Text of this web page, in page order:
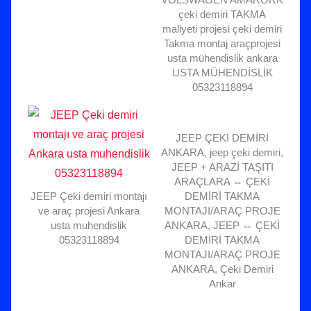
çeki demiri TAKMA
maliyeti projesi çeki demiri
Takma montaj araçprojesi
usta mühendislik ankara
USTA MÜHENDİSLİK
05323118894
JEEP Çeki demiri montajı
ve araç projesi Ankara
usta muhendislik
05323118894
JEEP ÇEKİ DEMİRİ
ANKARA, jeep çeki demiri,
JEEP + ARAZİ TAŞITI
ARAÇLARA ⇔ ÇEKİ
DEMİRİ TAKMA
MONTAJI/ARAÇ PROJE
ANKARA, JEEP ⇔ ÇEKİ
DEMİRİ TAKMA
MONTAJI/ARAÇ PROJE
ANKARA, Çeki Demiri
Ankar